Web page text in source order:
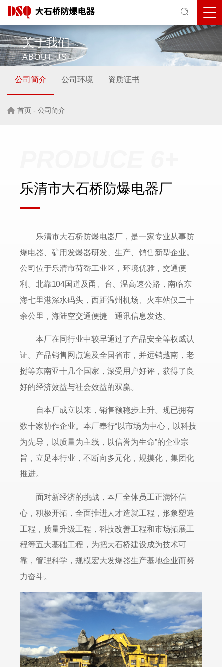
关于我们
ABOUT US
公司简介 公司环境 资质证书
首页 - 公司简介
乐清市大石桥防爆电器厂
乐清市大石桥防爆电器厂，是一家专业从事防
爆电器、矿用发爆器研发、生产、销售新型企业。
公司位于乐清市荷岙工业区，环境优雅，交通便
利。北靠104国道及甬、台、温高速公路，南临东
海七里港深水码头，西距温州机场、火车站仅二十
余公里，海陆空交通便捷，通讯信息发达。
本厂在同行业中较早通过了产品安全等权威认
证。产品销售网点遍及全国省市，并远销越南，老
挝等东南亚十几个国家，深受用户好评，获得了良
好的经济效益与社会效益的双赢。
自本厂成立以来，销售额稳步上升。现已拥有
数十家协作企业。本厂奉行“以市场为中心，以科技
为先导，以质量为主线，以信誉为生命”的企业宗
旨，立足本行业，不断向多元化，规摸化，集团化
推进。
面对新经济的挑战，本厂全体员工正满怀信
心，积极开拓，全面推进人才造就工程，形象塑造
工程，质量升级工程，科技改善工程和市场拓展工
程等五大基础工程，为把大石桥建设成为技术可
靠，管理科学，规模宏大发爆器生产基地企业而努
力奋斗。